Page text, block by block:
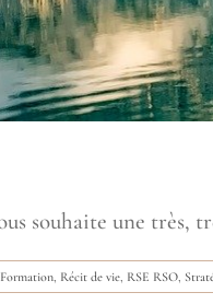
souhaite une très,
Formation Récit de vie RSE RSO